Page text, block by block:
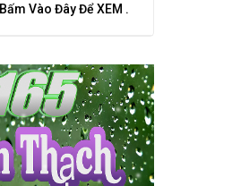
Bấm Vào Đây Để XEM .